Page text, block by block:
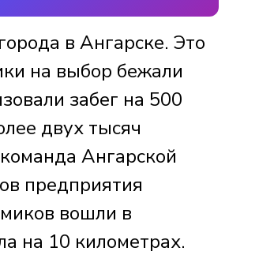
в Ангарске. Это
на выбор бежали
забег на 500
двух тысяч
Ангарской
предприятия
вошли в
на 10 километрах.